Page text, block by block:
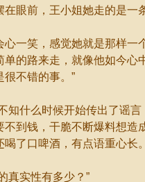
在眼前，王小姐她走的是一
笑，感觉她就是那样一
单的路来走，就像他如今心
很不错的事。”
什么时候开始传出了谣言
不到钱，干脆不断爆料想造
了口啤酒，有点语重心长。
实性有多少？”